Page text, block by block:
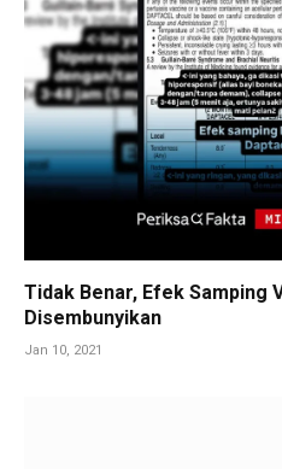
Tidak Benar, Efek Samping
Disembunyikan
Jan 10, 2021